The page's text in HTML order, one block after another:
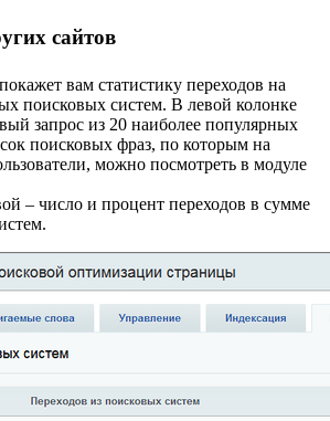
сайтов
покажет вам статистику переходов на
поисковых систем. В левой колонке
запрос из 20 наиболее популярных
поисковых фраз, по которым на
можно посмотреть в модуле
– число и процент переходов в сумме